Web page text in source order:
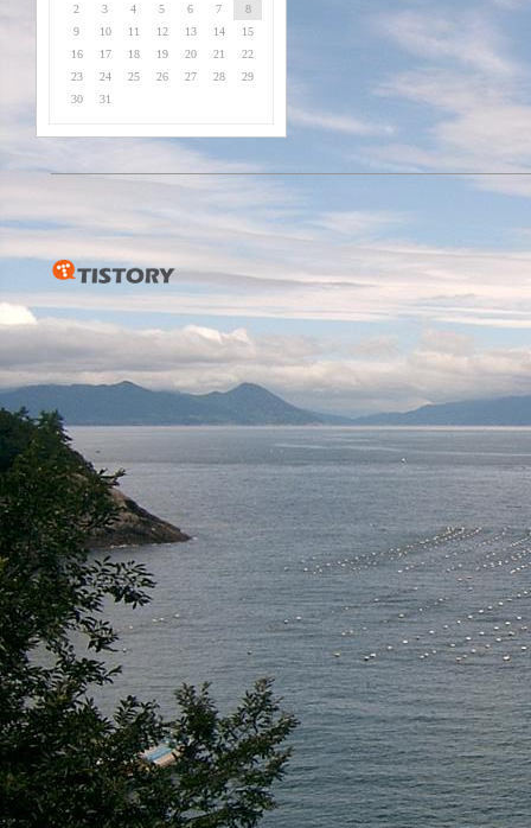
2
3 4 5 6 7
8
9
10 11 12 13 14
15
16
17 18 19 20 21
22
23
24 25 26 27 28
29
30
31